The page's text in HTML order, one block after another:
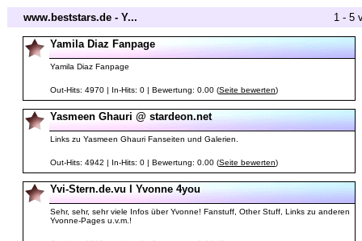
www.beststars.de - Y... 1 - 5
Yamila Diaz Fanpage
Yamila Diaz Fanpage
Out-Hits: 4970 | In-Hits: 0 | Bewertung: 0.00 (Seite bewerten)
Yasmeen Ghauri @ stardeon.net
Links zu Yasmeen Ghauri Fanseiten und Galerien.
Out-Hits: 4942 | In-Hits: 0 | Bewertung: 0.00 (Seite bewerten)
Yvi-Stern.de.vu l Yvonne 4you
Sehr, sehr, sehr viele Infos über Yvonne! Fanstuff, Other Stuff, Links zu anderen
Yvonne-Pages u.v.m.!